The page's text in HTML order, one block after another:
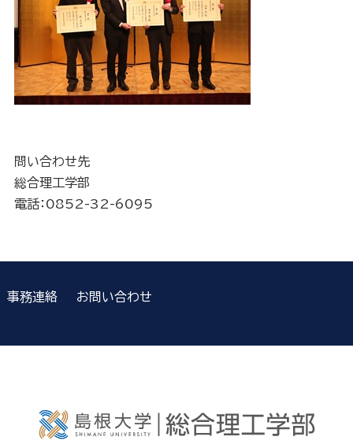
問い合わせ先
総合理工学部
電話：0852-32-6095
事務連絡 お問い合わせ